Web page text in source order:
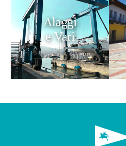
Alaggi
e Vari